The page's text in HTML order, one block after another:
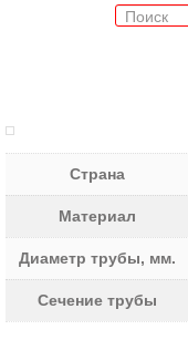
Страна
Материал
Диаметр трубы, мм.
Сечение трубы